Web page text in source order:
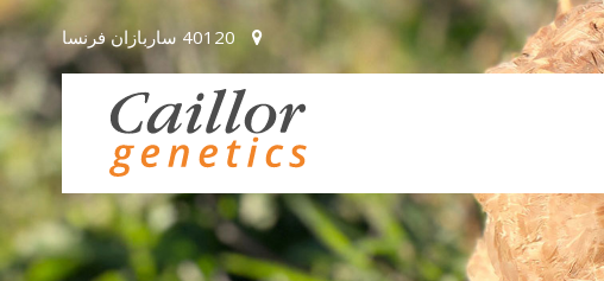
Sorry, item "offcanvas-col1" does
Sorry, item